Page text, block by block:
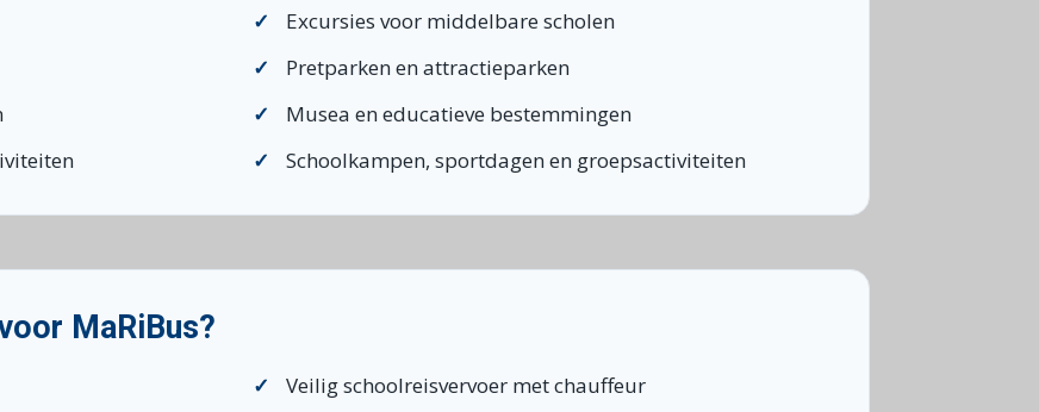
Excursies voor middelbare scholen
Pretparken en attractieparken
Musea en educatieve bestemmingen
Schoolkampen, sportdagen en groepsactiviteiten
MaRiBus?
Veilig schoolreisvervoer met chauffeur